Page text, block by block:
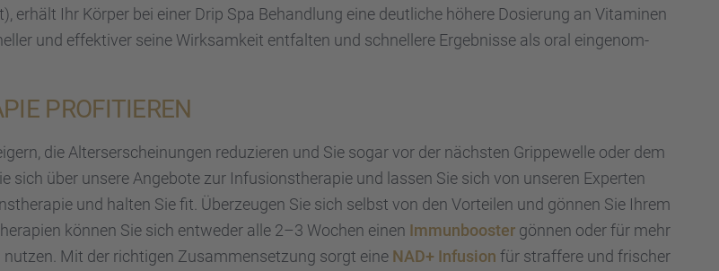
Ihr Körper bei einer Drip Spa Behand­lung eine deutli­che höhere Dosie­rung an Vitami­nen
und effek­ti­ver seine Wirksam­keit entfal­ten und schnel­lere Ergeb­nisse als oral einge­nom­
PROFI­TIE­REN
die Alters­er­schei­nun­gen reduzie­ren und Sie sogar vor der nächs­ten Grippe­welle oder dem
über unsere Angebote zur Infusi­ons­the­ra­pie und lassen Sie sich von unseren Exper­ten
und halten Sie fit. Überzeu­gen Sie sich selbst von den Vortei­len und gönnen Sie Ihrem
können Sie sich entwe­der alle 2–3 Wochen einen Immun­boos­ter gönnen oder für mehr
nutzen. Mit der richti­gen Zusam­men­set­zung sorgt eine NAD+ Infusion für straf­fere und frischer